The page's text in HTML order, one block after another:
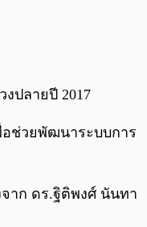
0:00/0:00
งปลายปี 2017
อช่วยพัฒนาระบบการ
าก ดร.ฐิติพงศ์ นันทา